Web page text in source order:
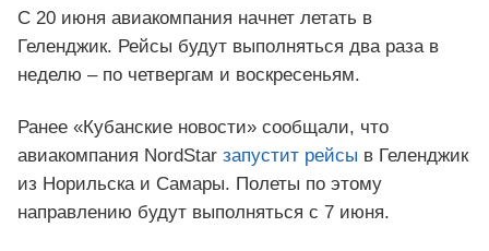
С 20 июня авиакомпания начнет летать в
Геленджик. Рейсы будут выполняться два раза в
неделю – по четвергам и воскресеньям.
Ранее «Кубанские новости» сообщали, что
авиакомпания NordStar запустит рейсы в Геленджик
из Норильска и Самары. Полеты по этому
направлению будут выполняться с 7 июня.